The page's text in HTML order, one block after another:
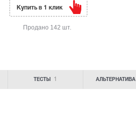
Купить в 1 клик
Продано 142 шт.
ТЕСТЫ 1 АЛЬТЕРНАТИВА